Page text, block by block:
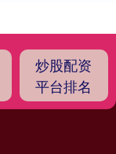
炒股配资
平台排名